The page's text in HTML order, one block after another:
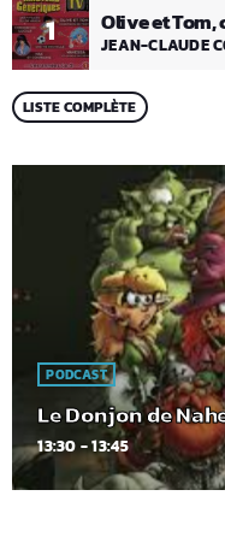
1 Olive et
JEAN-CLAUDE
LISTE COMPLÈTE
PODCAST
Le Donjon de
13:30 - 13:45